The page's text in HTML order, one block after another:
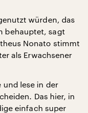
würden, das
behauptet, sagt
Nonato stimmt
als Erwachsener
und lese in der
Das hier, in
einfach super